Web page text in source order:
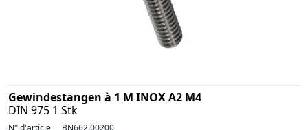
Gewindestangen à 1 M INOX A2 M4
DIN 975 1 Stk
N° d'article BN662.00200